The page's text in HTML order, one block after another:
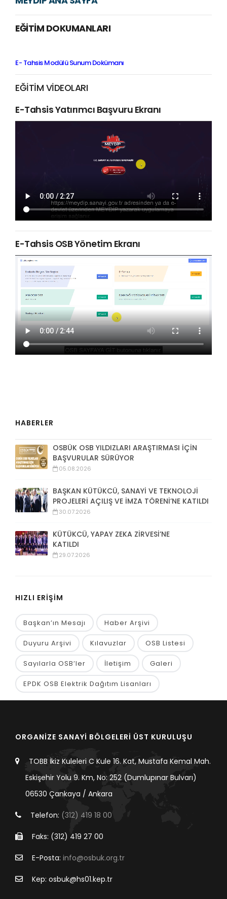
EĞİTİM DOKUMANLARI
E- Tahsis Modülü Sunum Dokümanı
EĞİTİM VİDEOLARI
E-Tahsis Yatırımcı Başvuru Ekranı
E-Tahsis OSB Yönetim Ekranı
HABERLER
OSBÜK OSB YILDIZLARI ARAŞTIRMASI İÇİN
BAŞVURULAR SÜRÜYOR
05.08.2026
BAŞKAN KÜTÜKCÜ, SANAYİ VE TEKNOLOJİ
PROJELERİ AÇILIŞ VE İMZA TÖRENİ’NE KATILDI
30.07.2026
KÜTÜKCÜ, YAPAY ZEKA ZİRVESİ’NE
KATILDI
29.07.2026
HIZLI ERİŞİM
Başkan’ın Mesajı Haber Arşivi
Duyuru Arşivi Kılavuzlar OSB Listesi
Sayılarla OSB’ler İletişim Galeri
EPDK OSB Elektrik Dağıtım Lisanları
ORGANİZE SANAYİ BÖLGELERİ ÜST KURULUŞU
TOBB İkiz Kuleleri C Kule 16. Kat, Mustafa Kemal Mah.
Eskişehir Yolu 9. Km, No: 252 (Dumlupınar Bulvarı)
06530 Çankaya / Ankara
Telefon: (312) 419 18 00
Faks: (312) 419 27 00
E-Posta: info@osbuk.org.tr
Kep: osbuk@hs01.kep.tr